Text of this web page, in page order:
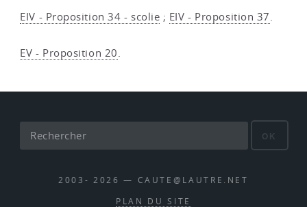
EIV - Proposition 34 - scolie ; EIV - Proposition 37.
EV - Proposition 20.
OK
2003- 2026 — CAUTE@LAUTRE.NET
PLAN DU SITE